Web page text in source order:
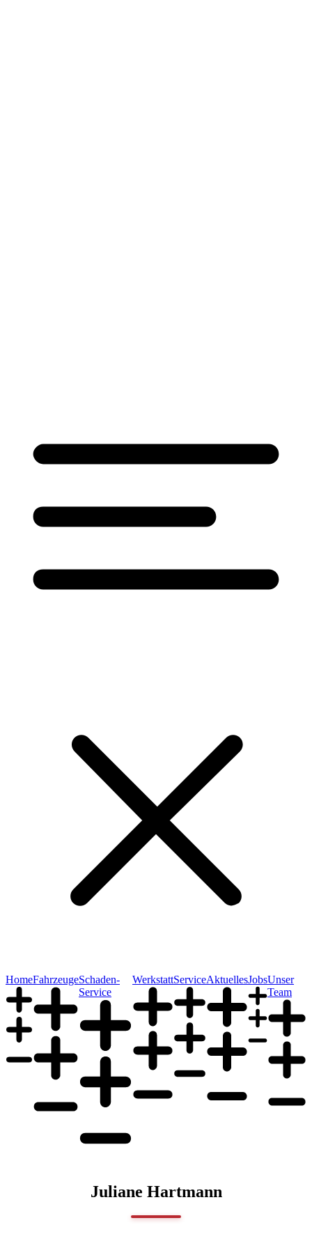
HomeFahrzeugeSchaden-
Service
WerkstattServiceAktuellesJobsUnser
Team
Juliane Hartmann